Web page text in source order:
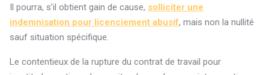
Il pourra, s’il obtient gain de cause, solliciter une
indemnisation pour licenciement abusif, mais non la nullité
sauf situation spécifique.
Le contentieux de la rupture du contrat de travail pour